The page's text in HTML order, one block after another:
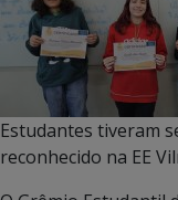
Estudantes tiveram
reconhecido na EE